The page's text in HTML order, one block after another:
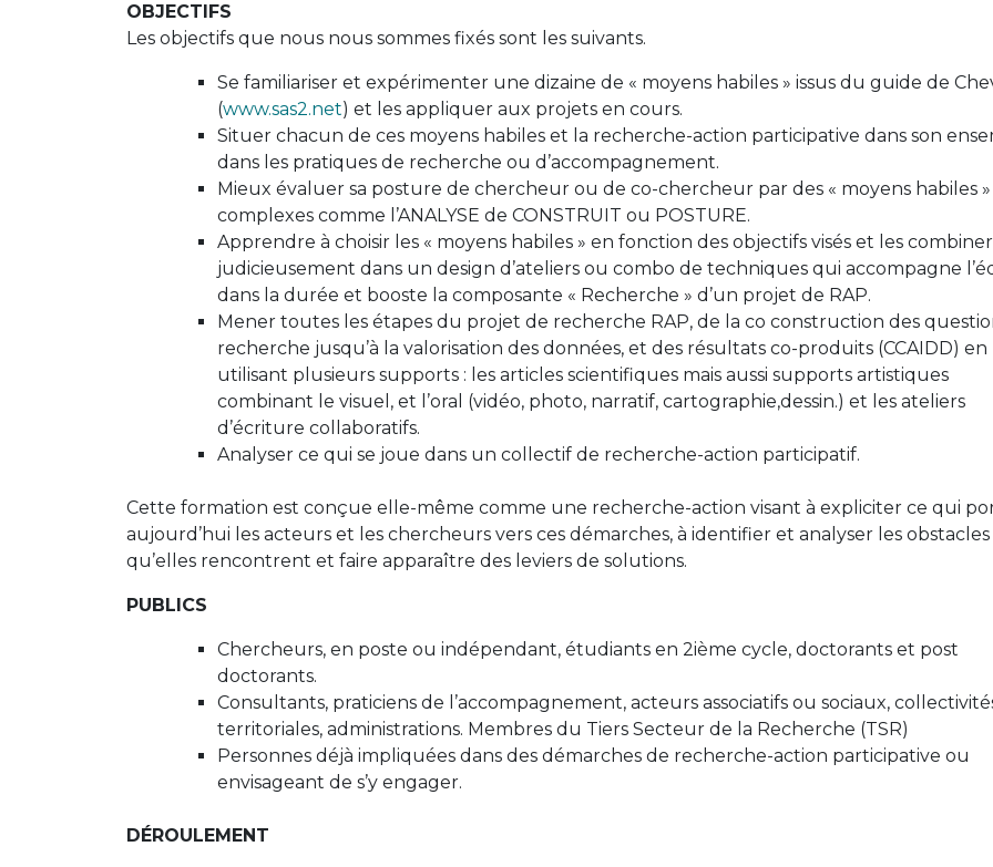
OBJECTIFS
Les objectifs que nous nous sommes fixés sont les suivants.
Se familiariser et expérimenter une dizaine de « moyens habiles » issus du guide de
(www.sas2.net) et les appliquer aux projets en cours.
Situer chacun de ces moyens habiles et la recherche-action participative dans son
dans les pratiques de recherche ou d’accompagnement.
Mieux évaluer sa posture de chercheur ou de co-chercheur par des « moyens habiles »
complexes comme l’ANALYSE de CONSTRUIT ou POSTURE.
Apprendre à choisir les « moyens habiles » en fonction des objectifs visés et les combiner
judicieusement dans un design d’ateliers ou combo de techniques qui accompagne
dans la durée et booste la composante « Recherche » d’un projet de RAP.
Mener toutes les étapes du projet de recherche RAP, de la co construction des
recherche jusqu’à la valorisation des données, et des résultats co-produits (CCAIDD) en
utilisant plusieurs supports : les articles scientifiques mais aussi supports artistiques
combinant le visuel, et l’oral (vidéo, photo, narratif, cartographie,dessin.) et les ateliers
d’écriture collaboratifs.
Analyser ce qui se joue dans un collectif de recherche-action participatif.
Cette formation est conçue elle-même comme une recherche-action visant à expliciter ce qui
aujourd’hui les acteurs et les chercheurs vers ces démarches, à identifier et analyser les obstacles
qu’elles rencontrent et faire apparaître des leviers de solutions.
PUBLICS
Chercheurs, en poste ou indépendant, étudiants en 2ième cycle, doctorants et post
doctorants.
Consultants, praticiens de l’accompagnement, acteurs associatifs ou sociaux,
territoriales, administrations. Membres du Tiers Secteur de la Recherche (TSR)
Personnes déjà impliquées dans des démarches de recherche-action participative ou
envisageant de s’y engager.
DÉROULEMENT